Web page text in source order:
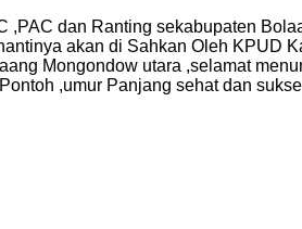
,PAC dan Ranting sekabupaten
akan di Sahkan Oleh KPUD
Mongondow utara ,selamat
,umur Panjang sehat dan